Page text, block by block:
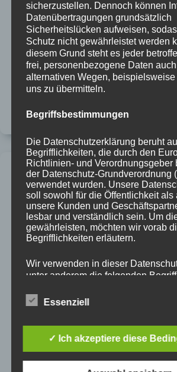
Bordeaux
Im Sommerurlaub 2023 haben wir
Bordeaux verbracht und ein ganz
Mein Fotoapparat war dabei..
sicherzustellen. Dennoch können
Datenübertragungen grundsätzlich
Sicherheitslücken aufweisen,
Schutz nicht gewährleistet werden
diesem Grund steht es jeder
frei, personenbezogene Daten
alternativen Wegen,
uns zu übermitteln.
Begriffsbestimmungen
Die Datenschutzerklärung beruht
Begrifflichkeiten, die durch den
Richtlinien- und Verordnungsgeber
der Datenschutz-Grundverordnung
verwendet wurden. Unsere
soll sowohl für die Öffentlichkeit als
unsere Kunden und
lesbar und verständlich sein. Um
gewährleisten, möchten wir vorab
Begrifflichkeiten erläutern.
Wir verwenden in dieser
unter anderem die folgenden
a) personenbezogene
Essenziell
✓ Ich akzeptiere diese